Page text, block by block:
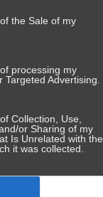
the Sale of my
processing my
Targeted Advertising.
Collection, Use,
or Sharing of my
Is Unrelated with the
it was collected.